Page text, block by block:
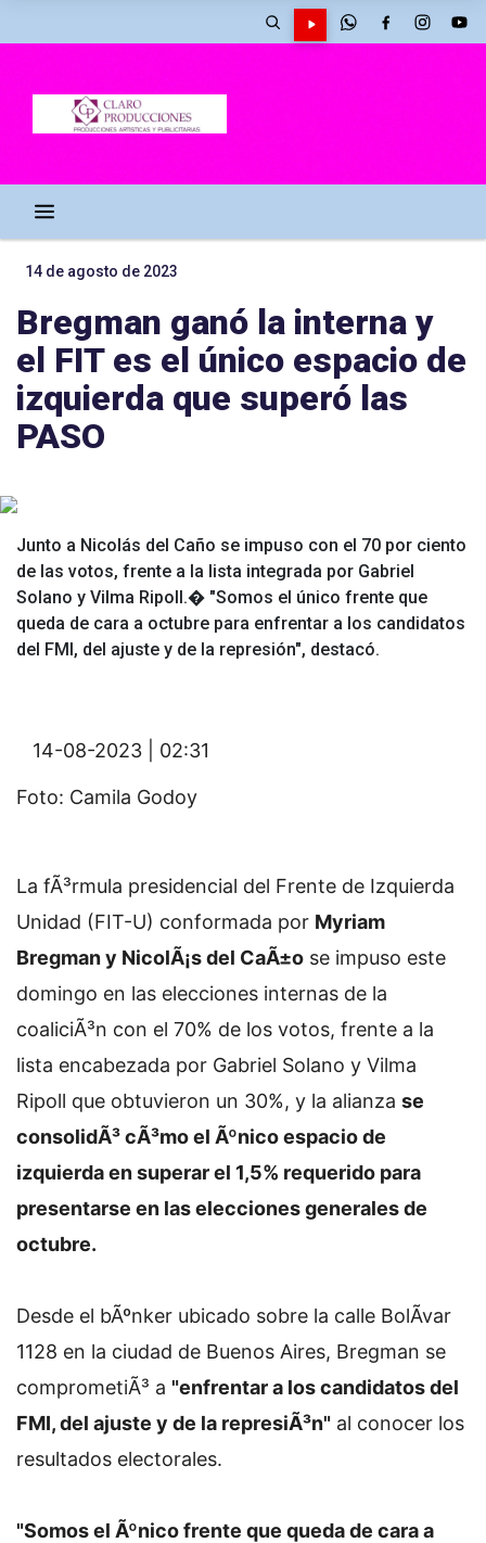
14 de agosto de 2023
Bregman ganó la interna y
el FIT es el único espacio de
izquierda que superó las
PASO
Junto a Nicolás del Caño se impuso con el 70 por ciento
de las votos, frente a la lista integrada por Gabriel
Solano y Vilma Ripoll.� "Somos el único frente que
queda de cara a octubre para enfrentar a los candidatos
del FMI, del ajuste y de la represión", destacó.
14-08-2023 | 02:31
Foto: Camila Godoy
La fÃ³rmula presidencial del Frente de Izquierda
Unidad (FIT-U) conformada por Myriam
Bregman y NicolÃ¡s del CaÃ±o se impuso este
domingo en las elecciones internas de la
coaliciÃ³n con el 70% de los votos, frente a la
lista encabezada por Gabriel Solano y Vilma
Ripoll que obtuvieron un 30%, y la alianza se
consolidÃ³ cÃ³mo el Ãºnico espacio de
izquierda en superar el 1,5% requerido para
presentarse en las elecciones generales de
octubre.
Desde el bÃºnker ubicado sobre la calle BolÃ­var
1128 en la ciudad de Buenos Aires, Bregman se
comprometiÃ³ a "enfrentar a los candidatos del
FMI, del ajuste y de la represiÃ³n" al conocer los
resultados electorales.
"Somos el Ãºnico frente que queda de cara a